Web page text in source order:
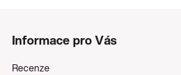
Informace pro Vás
Recenze